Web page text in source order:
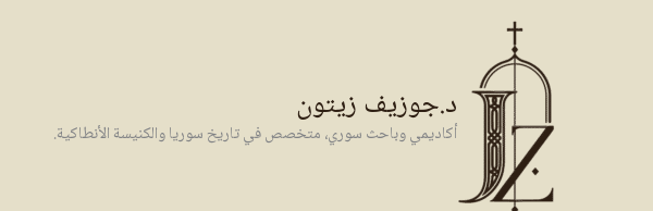
د.جوزيف زيتون
أكاديمي وباحث سوري، متخصص في تاريخ سوريا والكنيسة الأنطاكية.